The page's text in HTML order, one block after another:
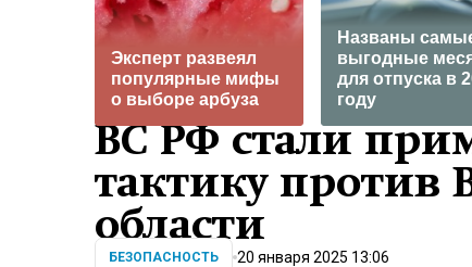
Эксперт развеял
популярные мифы
о выборе арбуза
Названы
выгодные
для отпуска в
году
ВС РФ стали
тактику против
области
БЕЗОПАСНОСТЬ 20 января 2025 13:06